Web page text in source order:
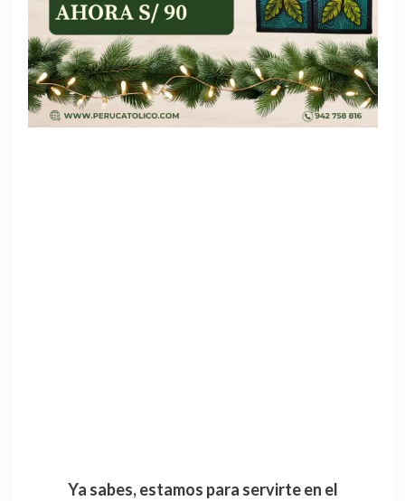
Ya sabes, estamos para servirte en el